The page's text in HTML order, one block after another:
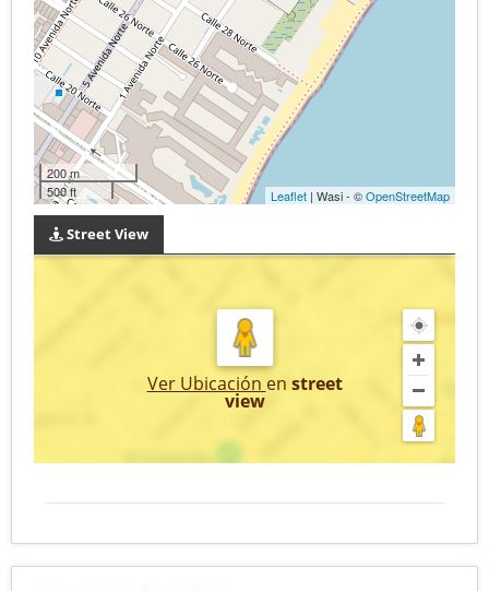
200 m
500 ft
Leaflet | Wasi - ©OpenStreetMap
Street View
Ver Ubicación en street
view